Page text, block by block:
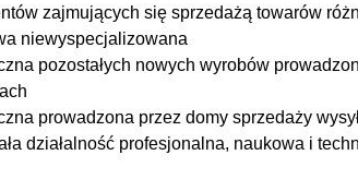
zajmujących się sprzedażą towarów
niewyspecjalizowana
pozostałych nowych wyrobów
prowadzona przez domy sprzedaży
działalność profesjonalna, naukowa i